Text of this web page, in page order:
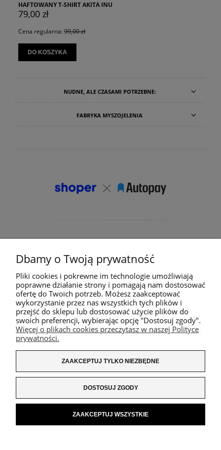
HAFTOWANY T-SHIRT AKITA INU
79,00 zł
Cena regularna: 99,00 zł
DO KOSZYKA
NUDNE, ALE CZASAMI POTRZEBNE:
FABRYKA MYSZOJELENIA
Dbamy o Twoją prywatność
Pliki cookies i pokrewne im technologie umożliwiają
poprawne działanie strony i pomagają nam dostosować
ofertę do Twoich potrzeb. Możesz zaakceptować
wykorzystanie przez nas wszystkich tych plików i
przejść do sklepu lub dostosować użycie plików do
swoich preferencji, wybierając opcję "Dostosuj zgody".
Więcej o plikach cookies przeczytasz w naszej Polityce
prywatności.
ZAAKCEPTUJ TYLKO NIEZBĘDNE
DOSTOSUJ ZGODY
ZAAKCEPTUJ WSZYSTKIE